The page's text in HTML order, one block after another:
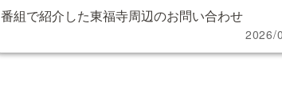
番組で紹介した東福寺周辺のお問い合わせ
2026/